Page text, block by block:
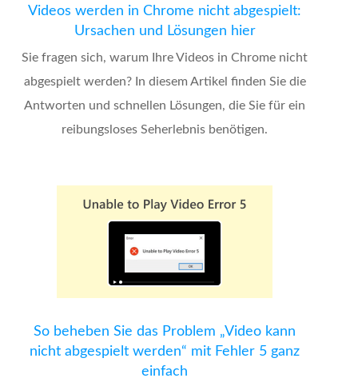
Videos werden in Chrome nicht abgespielt:
Ursachen und Lösungen hier
Sie fragen sich, warum Ihre Videos in Chrome nicht
abgespielt werden? In diesem Artikel finden Sie die
Antworten und schnellen Lösungen, die Sie für ein
reibungsloses Seherlebnis benötigen.
So beheben Sie das Problem „Video kann
nicht abgespielt werden“ mit Fehler 5 ganz
einfach